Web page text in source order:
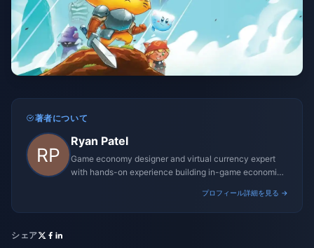
著者について
Ryan Patel
Game economy designer and virtual currency expert
with hands-on experience building in-game economies
プロフィール詳細を見る →
シェア